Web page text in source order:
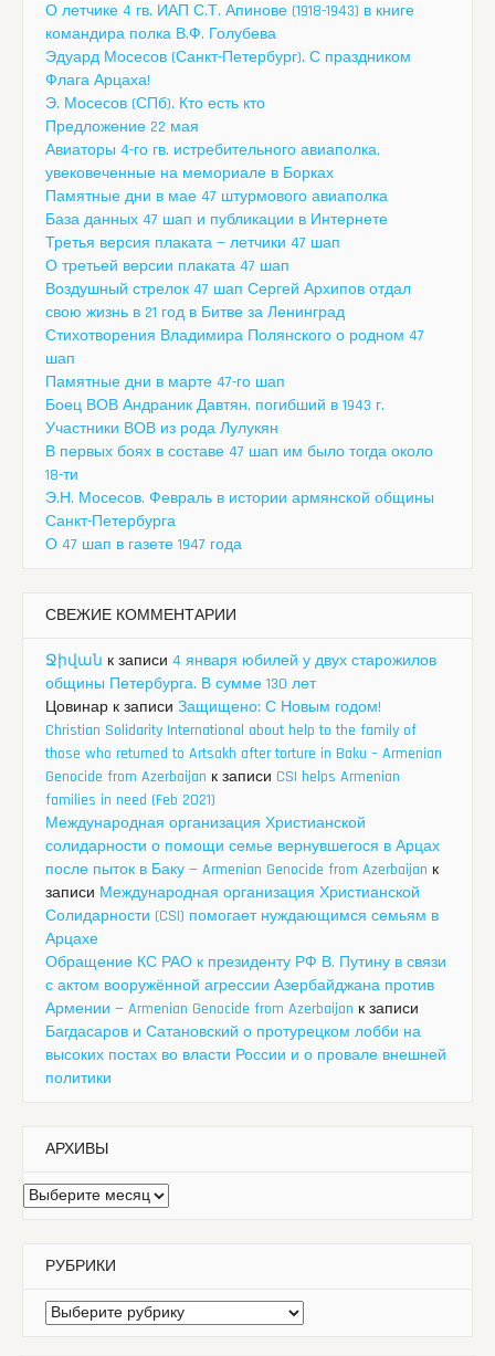
О летчике 4 гв. ИАП С.Т. Апинове (1918-1943) в книге
командира полка В.Ф. Голубева
Эдуард Мосесов (Санкт-Петербург). С праздником
Флага Арцаха!
Э. Мосесов (СПб). Кто есть кто
Предложение 22 мая
Авиаторы 4-го гв. истребительного авиаполка,
увековеченные на мемориале в Борках
Памятные дни в мае 47 штурмового авиаполка
База данных 47 шап и публикации в Интернете
Третья версия плаката — летчики 47 шап
О третьей версии плаката 47 шап
Воздушный стрелок 47 шап Сергей Архипов отдал
свою жизнь в 21 год в Битве за Ленинград
Стихотворения Владимира Полянского о родном 47
шап
Памятные дни в марте 47-го шап
Боец ВОВ Андраник Давтян, погибший в 1943 г.
Участники ВОВ из рода Лулукян
В первых боях в составе 47 шап им было тогда около
18-ти
Э.Н. Мосесов. Февраль в истории армянской общины
Санкт-Петербурга
О 47 шап в газете 1947 года
СВЕЖИЕ КОММЕНТАРИИ
Ջիվան к записи 4 января юбилей у двух старожилов
общины Петербурга. В сумме 130 лет
Цовинар к записи Защищено: С Новым годом!
Christian Solidarity International about help to the family of
those who returned to Artsakh after torture in Baku – Armenian
Genocide from Azerbaijan к записи CSI helps Armenian
families in need (Feb 2021)
Международная организация Христианской
солидарности о помощи семье вернувшегося в Арцах
после пыток в Баку — Armenian Genocide from Azerbaijan к
записи Международная организация Христианской
Солидарности (CSI) помогает нуждающимся семьям в
Арцахе
Обращение КС РАО к президенту РФ В. Путину в связи
с актом вооружённой агрессии Азербайджана против
Армении — Armenian Genocide from Azerbaijan к записи
Багдасаров и Сатановский о протурецком лобби на
высоких постах во власти России и о провале внешней
политики
АРХИВЫ
Архивы
РУБРИКИ
Рубрики